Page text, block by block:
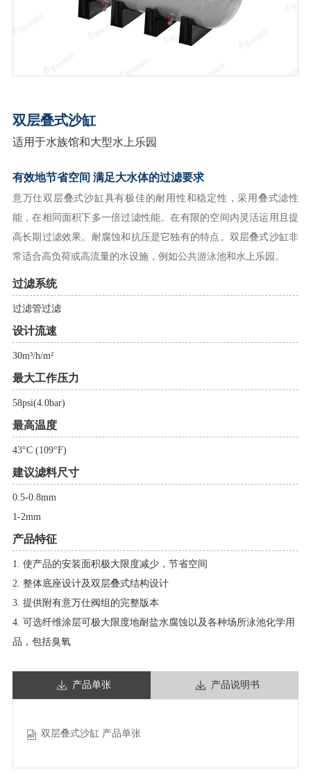
双层叠式沙缸
适用于水族馆和大型水上乐园
有效地节省空间 满足大水体的过滤要求
意万仕双层叠式沙缸具有极佳的耐用性和稳定性，采用叠式滤性
能，在相同面积下多一倍过滤性能。在有限的空间内灵活运用且提
高长期过滤效果。耐腐蚀和抗压是它独有的特点。双层叠式沙缸非
常适合高负荷或高流量的水设施，例如公共游泳池和水上乐园。
过滤系统
过滤管过滤
设计流速
30m³/h/m²
最大工作压力
58psi(4.0bar)
最高温度
43°C (109°F)
建议滤料尺寸
0.5-0.8mm
1-2mm
产品特征
1. 使产品的安装面积极大限度减少，节省空间
2. 整体底座设计及双层叠式结构设计
3. 提供附有意万仕阀组的完整版本
4. 可选纤维涂层可极大限度地耐盐水腐蚀以及各种场所泳池化学用
品，包括臭氧
产品单张 产品说明书
双层叠式沙缸 产品单张